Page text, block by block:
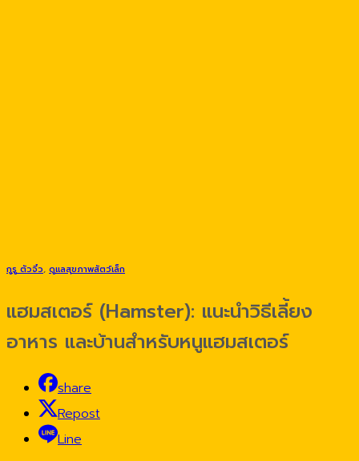
กูรู ตัวจิ๋ว, ดูแลสุขภาพสัตว์เล็ก
แฮมสเตอร์ (Hamster): แนะนำวิธีเลี้ยง
อาหาร และบ้านสำหรับหนูแฮมสเตอร์
share
Repost
Line